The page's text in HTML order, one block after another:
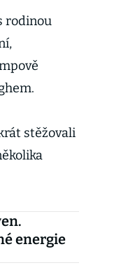
rodinou
stěžovali
energie